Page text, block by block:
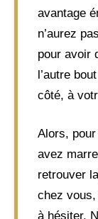
avantage
n’aurez
pour avoir
l’autre
côté, à
Alors,
avez
retrouver
chez
à hésiter.